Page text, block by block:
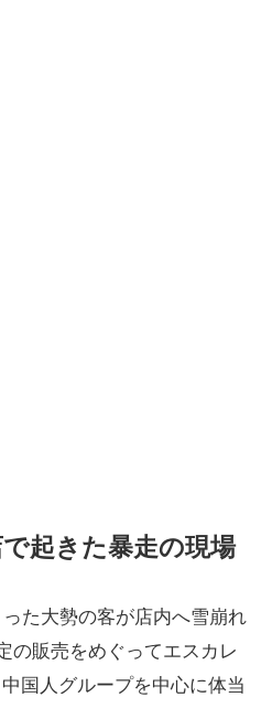
起きた暴走の現場
た大勢の客が店内へ雪崩れ
の販売をめぐってエスカレ
国人グループを中心に体当